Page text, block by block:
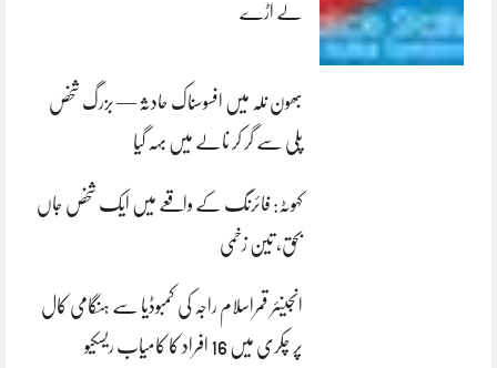
لے اڑے
بھون نلہ میں افسوسناک حادثہ — بزرگ شخص
پلی سے گر کر نالے میں بہہ گیا
کہوٹہ: فائرنگ کے واقعے میں ایک شخص جاں
بحق، تین زخمی
انجینئر قمراسلام راجہ کی کمبوڈیا سے ہنگامی کال
پر چکری میں 16 افراد کا کامیاب ریسکیو